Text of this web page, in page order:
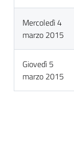
Mercoledì 4
marzo 2015
Giovedì 5
marzo 2015